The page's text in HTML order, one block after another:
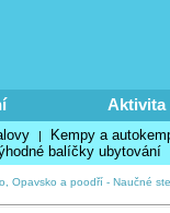
Aktivita
| Kempy a
balíčky ubytování
Opavsko a poodří - Naučné